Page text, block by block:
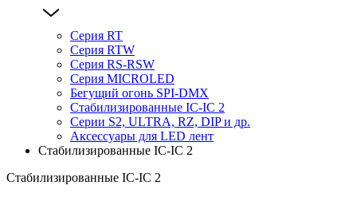
Серия RT
Серия RTW
Серия RS-RSW
Серия MICROLED
Бегущий огонь SPI-DMX
Стабилизированные IC-IC 2
Серии S2, ULTRA, RZ, DIP и др.
Аксессуары для LED лент
Стабилизированные IC-IC 2
Стабилизированные IC-IC 2